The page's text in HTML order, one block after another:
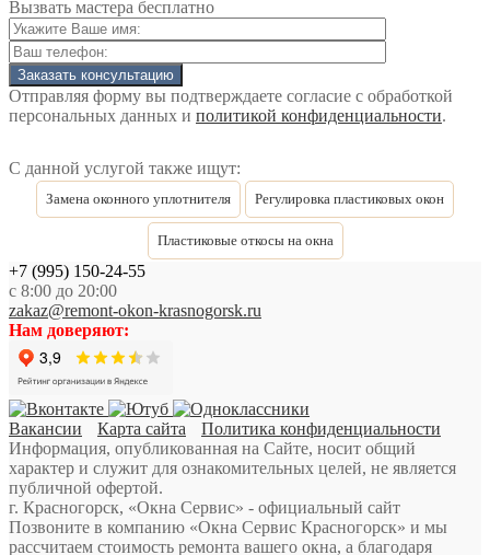
Вызвать мастера бесплатно
Отправляя форму вы подтверждаете согласие с обработкой
персональных данных и политикой конфиденциальности.
С данной услугой также ищут:
Замена оконного уплотнителя Регулировка пластиковых окон
Пластиковые откосы на окна
+7 (995) 150-24-55
с 8:00 до 20:00
zakaz@remont-okon-krasnogorsk.ru
Нам доверяют:
Вакансии Карта сайта
Политика конфиденциальности
Информация, опубликованная на Сайте, носит общий
характер и служит для ознакомительных целей, не является
публичной офертой.
г. Красногорск, «Окна Сервис» - официальный сайт
Позвоните в компанию «Окна Сервис Красногорск» и мы
рассчитаем стоимость ремонта вашего окна, а благодаря